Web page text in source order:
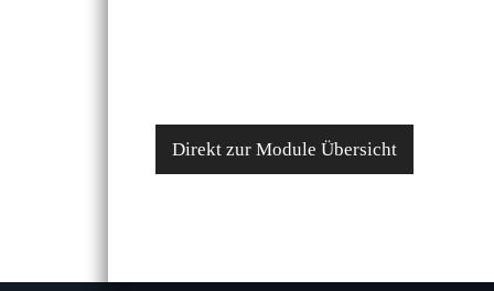
Direkt zur Module Übersicht